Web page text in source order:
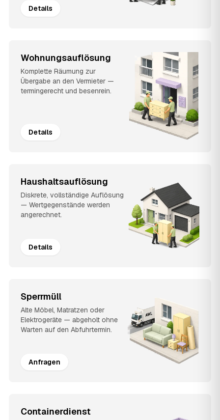
Details
Wohnungsauflösung
Komplette Räumung zur
Übergabe an den Vermieter —
termingerecht und besenrein.
Details
Haushaltsauflösung
Diskrete, vollständige Auflösung
— Wertgegenstände werden
angerechnet.
Details
Sperrmüll
Alte Möbel, Matratzen oder
Elektrogeräte — abgeholt ohne
Warten auf den Abfuhrtermin.
Anfragen
Containerdienst